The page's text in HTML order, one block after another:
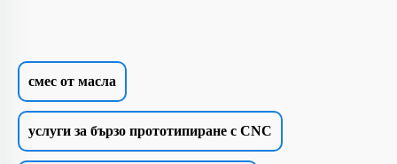
смес от масла
услуги за бързо прототипиране с CNC